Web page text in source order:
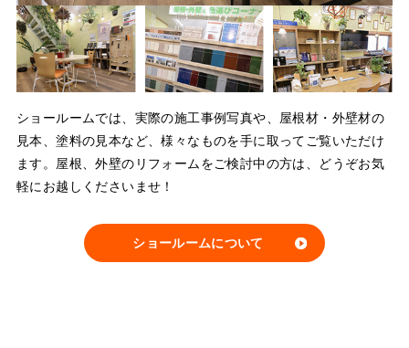
ショールームでは、実際の施工事例写真や、屋根材・外壁材の
見本、塗料の見本など、様々なものを手に取ってご覧いただけ
ます。屋根、外壁のリフォームをご検討中の方は、どうぞお気
軽にお越しくださいませ！
ショールームについて